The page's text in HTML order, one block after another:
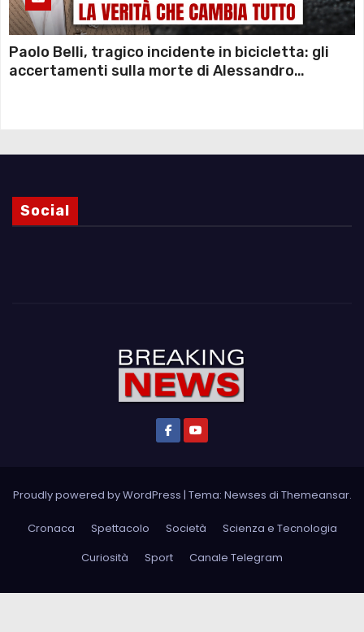
Paolo Belli, tragico incidente in bicicletta: gli
accertamenti sulla morte di Alessandro
Social
Proudly powered by WordPress | Tema: Newses di Themeansar.
Cronaca Spettacolo Società
Scienza e Tecnologia
Curiosità
Sport Canale Telegram